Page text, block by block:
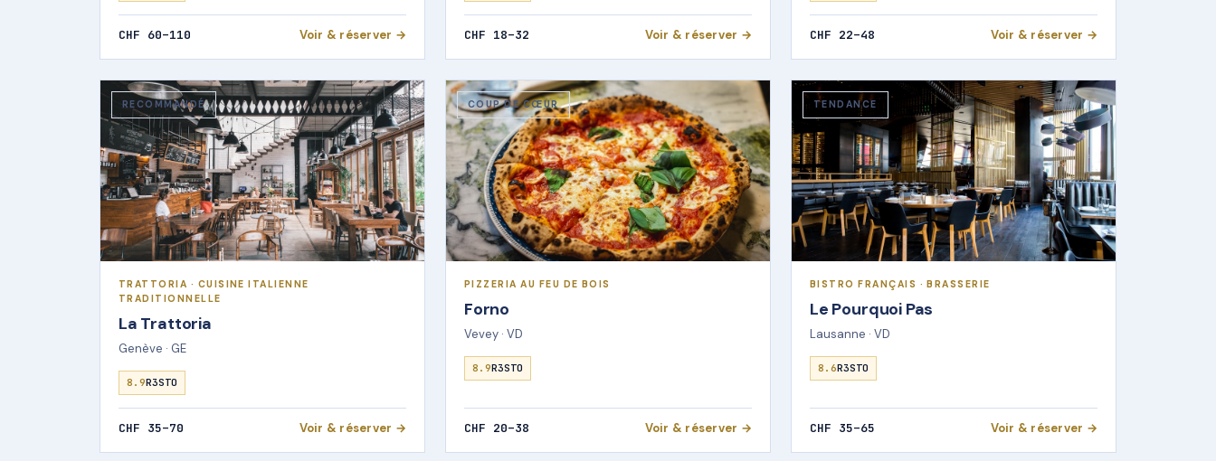
CHF 60–110 Voir & réserver → CHF 18–32 Voir & réserver → CHF 22–48 Voir & réserver →
RECOMMANDÉ
TRATTORIA · CUISINE ITALIENNE
TRADITIONNELLE
La Trattoria
Genève · GE
8.9R3STO
CHF 35–70 Voir & réserver →
COUP DE CŒUR
PIZZERIA AU FEU DE BOIS
Forno
Vevey · VD
8.9R3STO
CHF 20–38 Voir & réserver →
TENDANCE
BISTRO FRANÇAIS · BRASSERIE
Le Pourquoi Pas
Lausanne · VD
8.6R3STO
CHF 35–65 Voir & réserver →